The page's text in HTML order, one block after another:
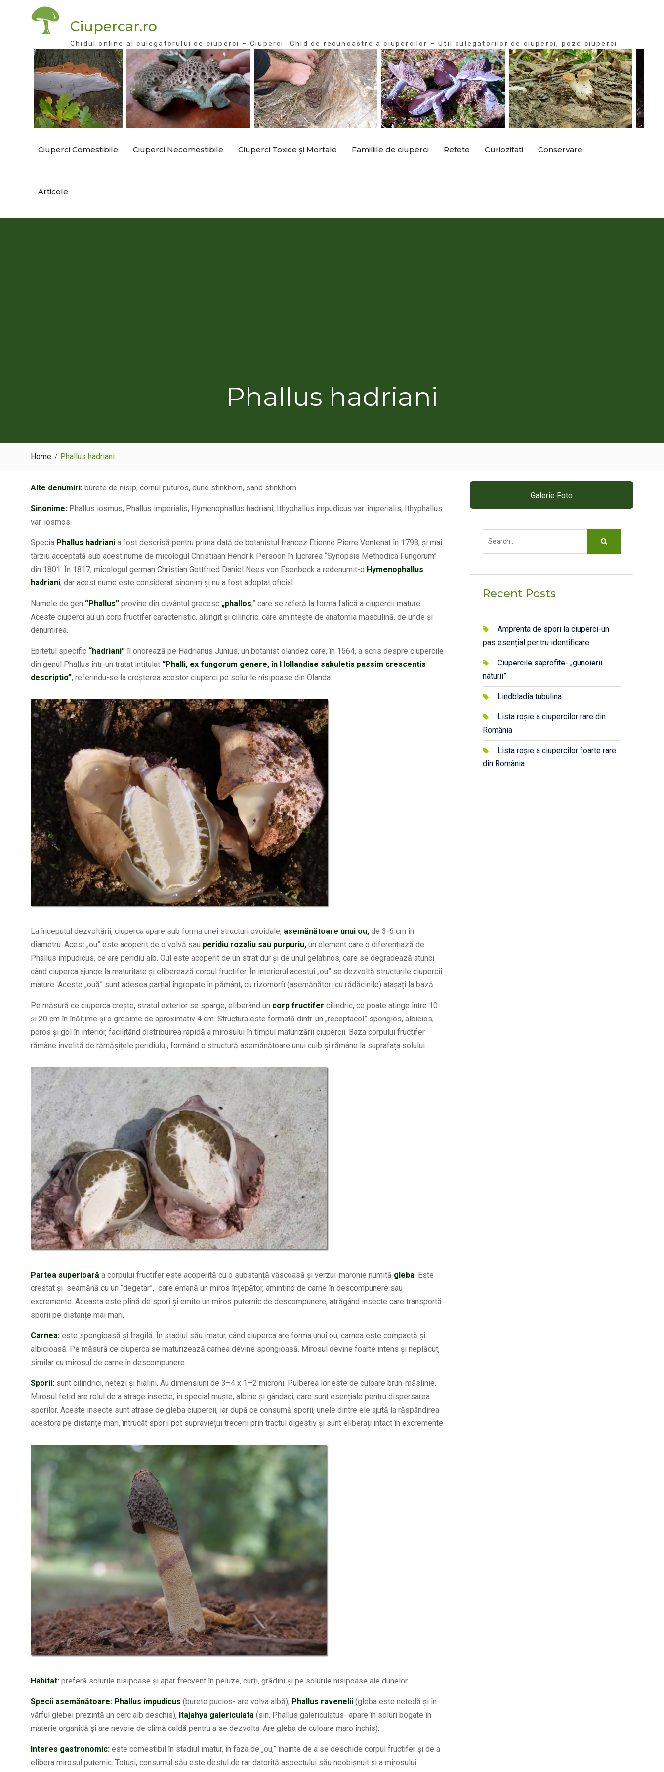
Ciupercar.ro
Ghidul online al culegatorului de ciuperci – Ciuperci- Ghid de recunoastre a ciupercilor – Util culegatorilor de ciuperci, poze ciuperci.
Ciuperci Comestibile Ciuperci Necomestibile Ciuperci Toxice și Mortale Familiile de ciuperci Retete Curiozitati Conservare
Articole
Phallus hadriani
Home Phallus hadriani
Alte denumiri: burete de nisip, cornul puturos, dune stinkhorn, sand stinkhorn.
Sinonime: Phallus iosmus, Phallus imperialis, Hymenophallus hadriani, Ithyphallus impudicus var. imperialis, Ithyphallus
var. iosmos.
Specia Phallus hadriani a fost descrisă pentru prima dată de botanistul francez Étienne Pierre Ventenat în 1798, și mai
târziu acceptată sub acest nume de micologul Christiaan Hendrik Persoon în lucrarea “Synopsis Methodica Fungorum”
din 1801. În 1817, micologul german Christian Gottfried Daniel Nees von Esenbeck a redenumit-o Hymenophallus
hadriani, dar acest nume este considerat sinonim și nu a fost adoptat oficial.
Numele de gen “Phallus” provine din cuvântul grecesc „phallos,” care se referă la forma falică a ciupercii mature.
Aceste ciuperci au un corp fructifer caracteristic, alungit și cilindric, care amintește de anatomia masculină, de unde și
denumirea.
Epitetul specific “hadriani” îl onorează pe Hadrianus Junius, un botanist olandez care, în 1564, a scris despre ciupercile
din genul Phallus într-un tratat intitulat “Phalli, ex fungorum genere, în Hollandiae sabuletis passim crescentis
descriptio”, referindu-se la creșterea acestor ciuperci pe solurile nisipoase din Olanda.
La începutul dezvoltării, ciuperca apare sub forma unei structuri ovoidale, asemănătoare unui ou, de 3-6 cm în
diametru. Acest „ou” este acoperit de o volvă sau peridiu rozaliu sau purpuriu, un element care o diferențiază de
Phallus impudicus, ce are peridiu alb. Oul este acoperit de un strat dur și de unul gelatinos, care se degradează atunci
când ciuperca ajunge la maturitate și eliberează corpul fructifer. În interiorul acestui „ou” se dezvoltă structurile ciupercii
mature. Aceste „ouă” sunt adesea parțial îngropate în pământ, cu rizomorfi (asemănători cu rădăcinile) atașați la bază.
Pe măsură ce ciuperca crește, stratul exterior se sparge, eliberând un corp fructifer cilindric, ce poate atinge între 10
și 20 cm în înălțime și o grosime de aproximativ 4 cm. Structura este formată dintr-un „receptacol” spongios, albicios,
poros și gol în interior, facilitând distribuirea rapidă a mirosului în timpul maturizării ciupercii. Baza corpului fructifer
rămâne învelită de rămășițele peridiului, formând o structură asemănătoare unui cuib și rămâne la suprafața solului.
Partea superioară a corpului fructifer este acoperită cu o substanță vâscoasă și verzui-maronie numită gleba. Este
crestat și seamănă cu un “degetar”, care emană un miros înțepător, amintind de carne în descompunere sau
excremente. Aceasta este plină de spori și emite un miros puternic de descompunere, atrăgând insecte care transportă
sporii pe distanțe mai mari.
Carnea: este spongioasă și fragilă. În stadiul său imatur, când ciuperca are forma unui ou, carnea este compactă și
albicioasă. Pe măsură ce ciuperca se maturizează carnea devine spongioasă. Mirosul devine foarte intens și neplăcut,
similar cu mirosul de carne în descompunere.
Sporii: sunt cilindrici, netezi și hialini. Au dimensiuni de 3–4 x 1–2 microni. Pulberea lor este de culoare brun-măslinie.
Mirosul fetid are rolul de a atrage insecte, în special muște, albine și gândaci, care sunt esențiale pentru dispersarea
sporilor. Aceste insecte sunt atrase de gleba ciupercii, iar după ce consumă sporii, unele dintre ele ajută la răspândirea
acestora pe distanțe mari, întrucât sporii pot supraviețui trecerii prin tractul digestiv și sunt eliberați intact în excremente.
Habitat: preferă solurile nisipoase și apar frecvent în peluze, curți, grădini și pe solurile nisipoase ale dunelor.
Specii asemănătoare: Phallus impudicus (burete pucios- are volva albă), Phallus ravenelii (gleba este netedă și în
vârful glebei prezintă un cerc alb deschis), Itajahya galericulata (sin. Phallus galericulatus- apare în soluri bogate în
materie organică și are nevoie de climă caldă pentru a se dezvolta. Are gleba de culoare maro închis).
Interes gastronomic: este comestibil în stadiul imatur, în faza de „ou,” înainte de a se deschide corpul fructifer și de a
elibera mirosul puternic. Totuși, consumul său este destul de rar datorită aspectului său neobișnuit și a mirosului.
Galerie Foto
Recent Posts
Amprenta de spori la ciuperci-un
pas esențial pentru identificare
Ciupercile saprofite- „gunoierii
naturii”
Lindbladia tubulina
Lista roșie a ciupercilor rare din
România
Lista roșie a ciupercilor foarte rare
din România